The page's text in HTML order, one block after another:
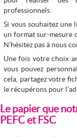
professionnels.
Si vous souhaitez une
un format sur-mesure
N’hésitez pas à nous
Une fois votre choix
vous pouvez
cela, partagez votre
le récupérons pour
Le papier que
PEFC et FSC